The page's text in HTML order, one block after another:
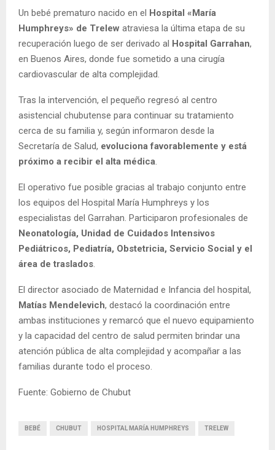
Un bebé prematuro nacido en el Hospital «María
Humphreys» de Trelew atraviesa la última etapa de su
recuperación luego de ser derivado al Hospital Garrahan,
en Buenos Aires, donde fue sometido a una cirugía
cardiovascular de alta complejidad.
Tras la intervención, el pequeño regresó al centro
asistencial chubutense para continuar su tratamiento
cerca de su familia y, según informaron desde la
Secretaría de Salud, evoluciona favorablemente y está
próximo a recibir el alta médica.
El operativo fue posible gracias al trabajo conjunto entre
los equipos del Hospital María Humphreys y los
especialistas del Garrahan. Participaron profesionales de
Neonatología, Unidad de Cuidados Intensivos
Pediátricos, Pediatría, Obstetricia, Servicio Social y el
área de traslados.
El director asociado de Maternidad e Infancia del hospital,
Matías Mendelevich, destacó la coordinación entre
ambas instituciones y remarcó que el nuevo equipamiento
y la capacidad del centro de salud permiten brindar una
atención pública de alta complejidad y acompañar a las
familias durante todo el proceso.
Fuente: Gobierno de Chubut
BEBÉ CHUBUT HOSPITAL MARÍA HUMPHREYS TRELEW